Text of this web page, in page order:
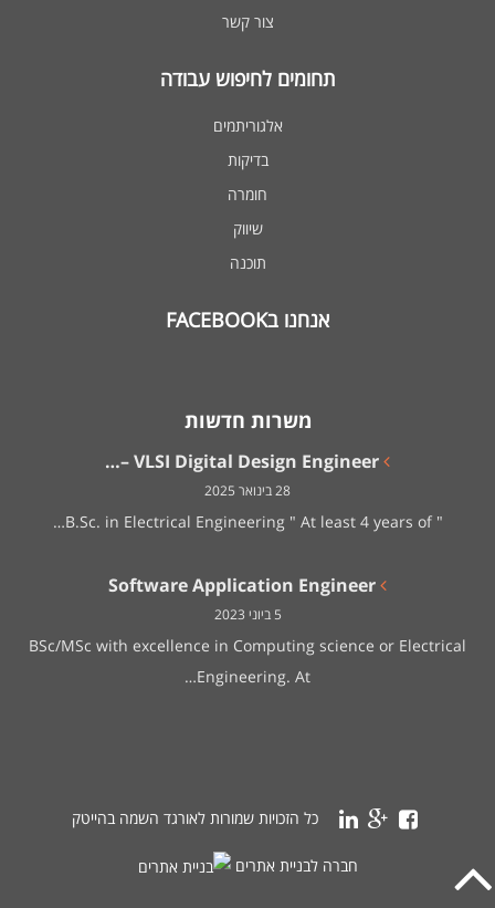
צור קשר
תחומים לחיפוש עבודה
אלגוריתמים
בדיקות
חומרה
שיווק
תוכנה
אנחנו בFACEBOOK
משרות חדשות
VLSI Digital Design Engineer –…
28 בינואר 2025
" B.Sc. in Electrical Engineering " At least 4 years of…
Software Application Engineer
5 ביוני 2023
BSc/MSc with excellence in Computing science or Electrical
Engineering. At…
כל הזכויות שמורות לאורגד השמה בהייטק
חברה לבניית אתרים